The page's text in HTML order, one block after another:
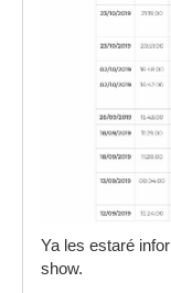
Ya les estaré
show.